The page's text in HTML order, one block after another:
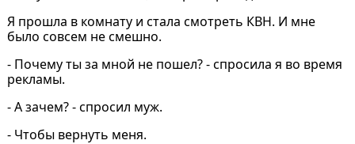
Я прошла в комнату и стала смотреть КВН. И мне
было совсем не смешно.
- Почему ты за мной не пошел? - спросила я во время
рекламы.
- А зачем? - спросил муж.
- Чтобы вернуть меня.